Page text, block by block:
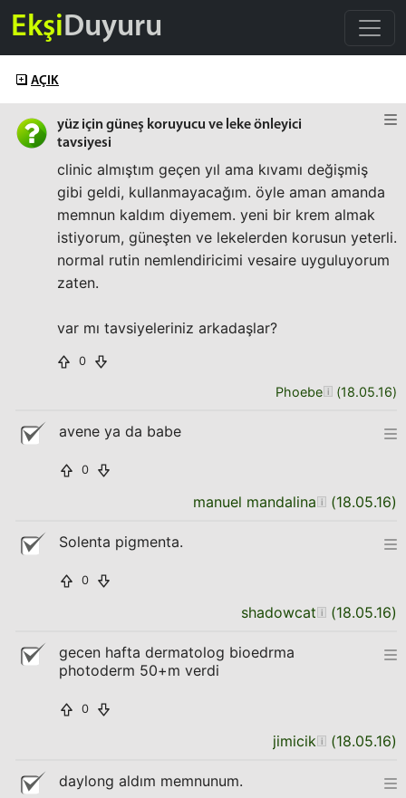
EkşiDuyuru
AÇIK
yüz için güneş koruyucu ve leke önleyici
tavsiyesi
clinic almıştım geçen yıl ama kıvamı değişmiş
gibi geldi, kullanmayacağım. öyle aman amanda
memnun kaldım diyemem. yeni bir krem almak
istiyorum, güneşten ve lekelerden korusun yeterli.
normal rutin nemlendiricimi vesaire uyguluyorum
zaten.
var mı tavsiyeleriniz arkadaşlar?
0
Phoebe (18.05.16)
avene ya da babe
0
manuel mandalina (18.05.16)
Solenta pigmenta.
0
shadowcat (18.05.16)
gecen hafta dermatolog bioedrma
photoderm 50+m verdi
0
jimicik (18.05.16)
daylong aldım memnunum.